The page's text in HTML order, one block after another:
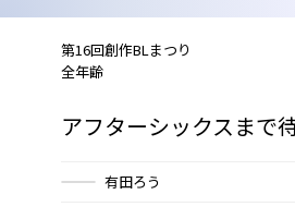
第16回創作BLまつり
全年齢
アフターシックスまで
有田ろう